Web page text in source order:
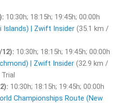
10:30h; 18:15h; 19:45h; 00:00h
Islands) | Zwift Insider(35.1 km /
10:30h; 18:15h; 19:45h; 00:00h
| Zwift Insider(32.9 km /
10:30h; 18:15h; 19:45h; 00:00h
Championships Route (New